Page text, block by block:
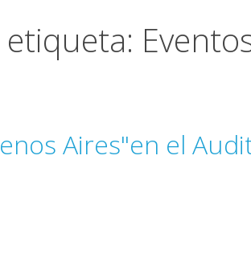
Aires"en el